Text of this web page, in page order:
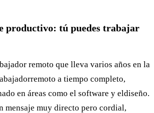
productivo: tú puedes trabajar
remoto que lleva varios años en la
a tiempo completo,
en áreas como el software y eldiseño.
mensaje muy directo pero cordial,